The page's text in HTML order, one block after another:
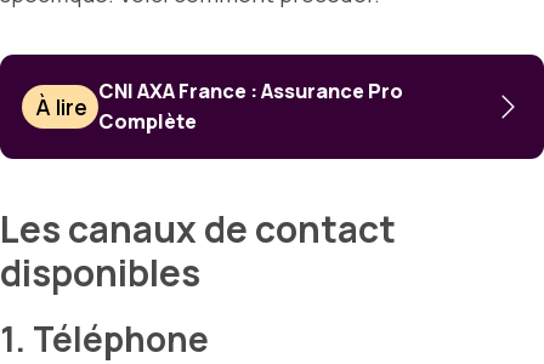
À lire
CNI AXA France : Assurance Pro
Complète
Les canaux de contact
disponibles
1. Téléphone